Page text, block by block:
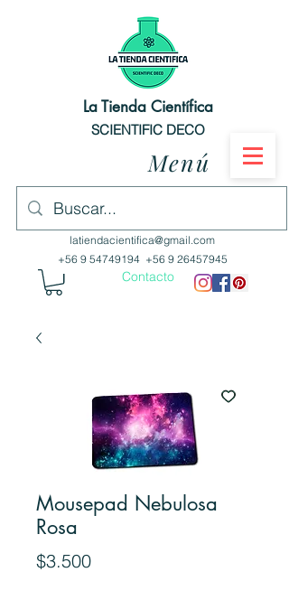
La Tienda Científica
SCIENTIFIC DECO
Menú
latiendacientifica@gmail.com
+56 9 54749194 +56 9 26457945
Contacto
Mousepad Nebulosa
Rosa
$3.500Precio